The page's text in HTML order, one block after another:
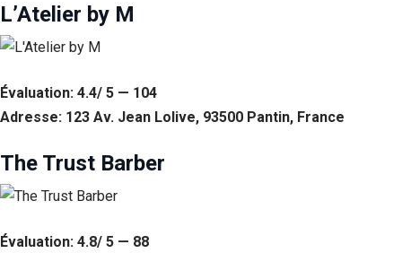
L’Atelier by M
Évaluation: 4.4/ 5 — 104
Adresse: 123 Av. Jean Lolive, 93500 Pantin, France
The Trust Barber
Évaluation: 4.8/ 5 — 88